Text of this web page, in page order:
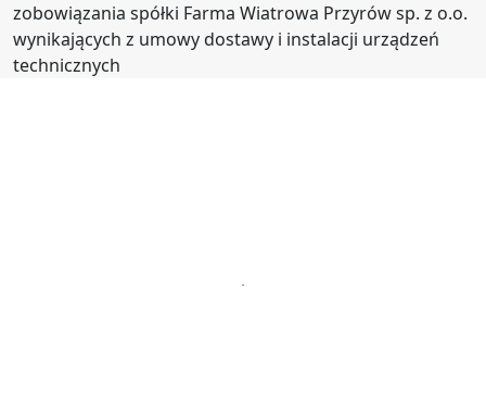
zobowiązania spółki Farma Wiatrowa Przyrów sp. z o.o.
wynikających z umowy dostawy i instalacji urządzeń
technicznych